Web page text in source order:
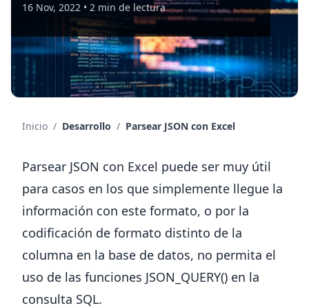
16 Nov, 2022 • 2 min de lectura
Inicio / Desarrollo / Parsear JSON con Excel
Parsear JSON con Excel puede ser muy útil
para casos en los que simplemente llegue la
información con este formato, o por la
codificación de formato distinto de la
columna en la base de datos, no permita el
uso de las funciones JSON_QUERY() en la
consulta SQL.